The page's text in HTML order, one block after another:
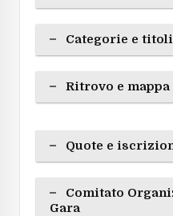
Categorie e titoli
Ritrovo e mappa
Quote e
Comitato
Gara